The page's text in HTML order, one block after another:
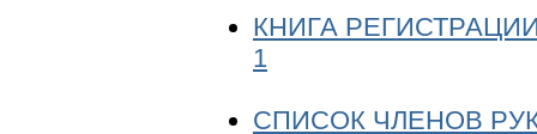
КНИГА
1
СПИСОК ЧЛЕНОВ